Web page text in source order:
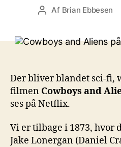
Indlægsforfatter
Af Brian Ebbesen
Der bliver blandet sci-fi,
filmen Cowboys and
ses på Netflix.
Vi er tilbage i 1873, hvor
Jake Lonergan (Daniel